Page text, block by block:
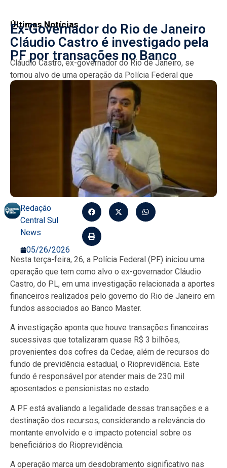
Últimas Notícias
Ex-Governador do Rio de Janeiro
Cláudio Castro é investigado pela
PF por transações no Banco
Cláudio Castro, ex-governador do Rio de Janeiro, se
tornou alvo de uma operação da Polícia Federal que
investiga a movimentação de quase R$ 3 bilhões...
Redação
Central Sul
News
05/26/2026
Nesta terça-feira, 26, a Polícia Federal (PF) iniciou uma
operação que tem como alvo o ex-governador Cláudio
Castro, do PL, em uma investigação relacionada a aportes
financeiros realizados pelo governo do Rio de Janeiro em
fundos associados ao Banco Master.
A investigação aponta que houve transações financeiras
sucessivas que totalizaram quase R$ 3 bilhões,
provenientes dos cofres da Cedae, além de recursos do
fundo de previdência estadual, o Rioprevidência. Este
fundo é responsável por atender mais de 230 mil
aposentados e pensionistas no estado.
A PF está avaliando a legalidade dessas transações e a
destinação dos recursos, considerando a relevância do
montante envolvido e o impacto potencial sobre os
beneficiários do Rioprevidência.
A operação marca um desdobramento significativo nas